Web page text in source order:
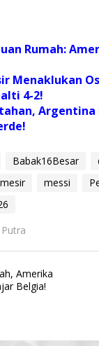
Rumah:
Menaklukan
4-2!
Babak16Besar
mesir messi
Amerika
Belgia!